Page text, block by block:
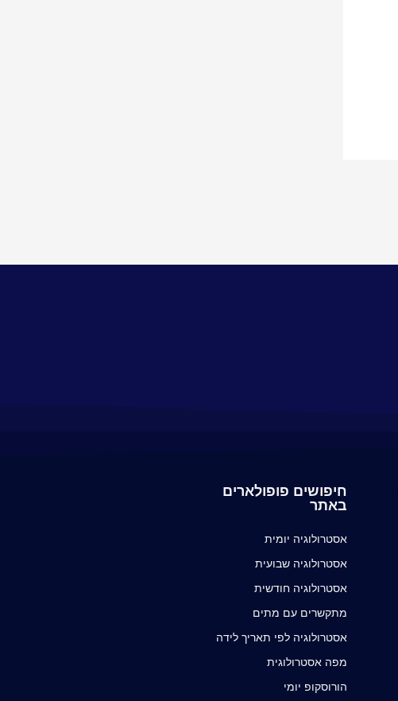
חיפושים פופולארים
באתר
אסטרולוגיה יומית
אסטרולוגיה שבועית
אסטרולוגיה חודשית
מתקשרים עם מתים
אסטרולוגיה לפי תאריך לידה
מפה אסטרולוגית
הורוסקופ יומי